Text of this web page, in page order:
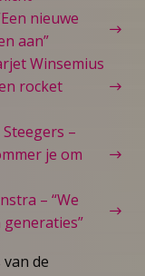
nieuwe
aan”
Winsemius
rocket
–
je om
– “We
de